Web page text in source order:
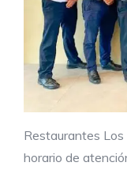
Restaurantes
horario de